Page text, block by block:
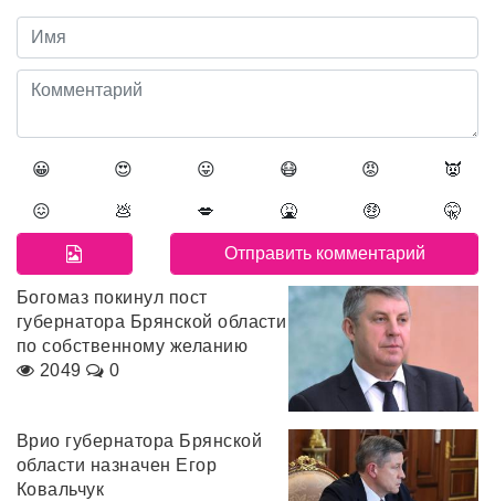
😀 😍 😛 😷 😡 👿
😖 💩 💋 🤮 🤑 🤫
Богомаз покинул пост
губернатора Брянской области
по собственному желанию
2049
0
Врио губернатора Брянской
области назначен Егор
Ковальчук